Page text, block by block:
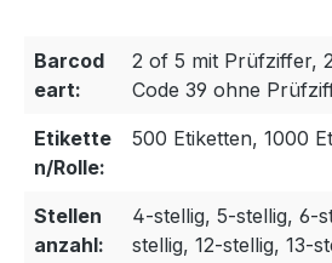
Barcod
eart:
2 of 5 mit Prüfziffer,
Code 39 ohne
Etikette
n/Rolle:
500 Etiketten, 1000
Stellen
anzahl:
4-stellig, 5-stellig, 6-
stellig, 12-stellig, 13-